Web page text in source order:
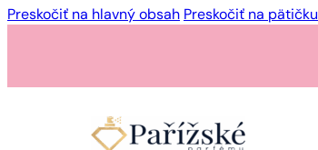
Preskočiť na hlavný obsah Preskočiť na pätičku